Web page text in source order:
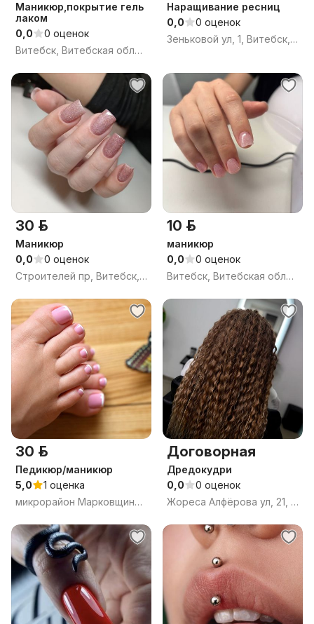
Маникюр,покрытие гель
лаком
0,0
0 оценок
Витебск, Витебская область
Наращивание ресниц
0,0
0 оценок
Зеньковой ул, 1, Витебск, Витебская область
30 р.
Маникюр
0,0
0 оценок
Строителей пр, Витебск, Витебская область
10 р.
маникюр
0,0
0 оценок
Витебск, Витебская область
30 р.
Педикюр/маникюр
5,0
1 оценка
микрорайон Марковщина, Витебск, Витебская область
Договорная
Дредокудри
0,0
0 оценок
Жореса Алфёрова ул, 21, Витебск, Витебская область